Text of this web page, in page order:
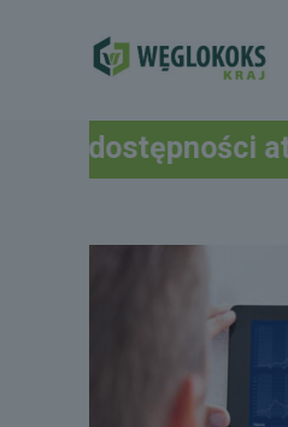
atrakcyjnych